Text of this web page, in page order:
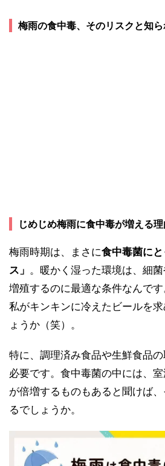
梅雨の食中毒、そのリスクと知
じめじめ梅雨に食中毒が増える理
梅雨時期は、まさに食中毒菌に
ス」 。暖かく湿った環境は、細
増殖するのに最適な条件なんで
私がキンキンに冷えたビールを
ょうか（笑）。
特に、調理済み食品や生鮮食品
必要です。食中毒菌の中には、
が倍増するものもあると聞けば
るでしょうか。